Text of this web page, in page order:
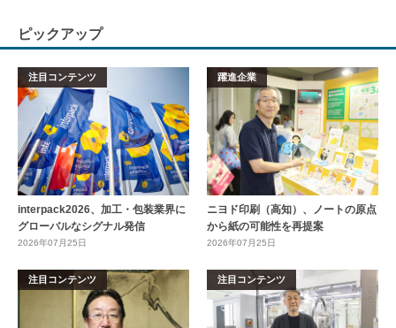
ピックアップ
注目コンテンツ
interpack2026、加工・包装業界に
グローバルなシグナル発信
2026年07月25日
躍進企業
ニヨド印刷（高知）、ノートの原点
から紙の可能性を再提案
2026年07月25日
注目コンテンツ 注目コンテンツ